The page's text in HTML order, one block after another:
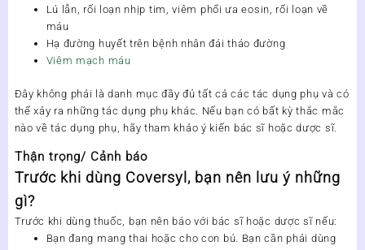
Lú lẫn, rối loạn nhịp tim, viêm phổi ưa eosin, rối loạn về
máu
Hạ đường huyết trên bệnh nhân đái tháo đường
Viêm mạch máu
Đây không phải là danh mục đầy đủ tất cả các tác dụng phụ và có
thể xảy ra những tác dụng phụ khác. Nếu bạn có bất kỳ thắc mắc
nào về tác dụng phụ, hãy tham khảo ý kiến bác sĩ hoặc dược sĩ.
Thận trọng/ Cảnh báo
Trước khi dùng Coversyl, bạn nên lưu ý những
gì?
Trước khi dùng thuốc, bạn nên báo với bác sĩ hoặc dược sĩ nếu:
Bạn đang mang thai hoặc cho con bú. Bạn cần phải dùng